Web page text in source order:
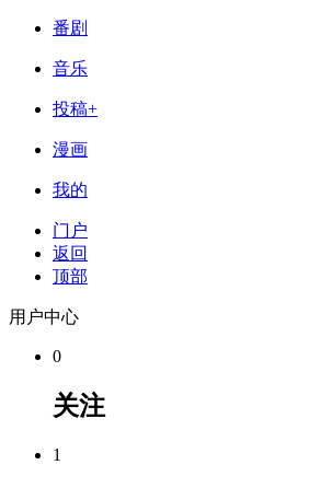
番剧
音乐
投稿+
漫画
我的
门户
返回
顶部
用户中心
0
关注
1